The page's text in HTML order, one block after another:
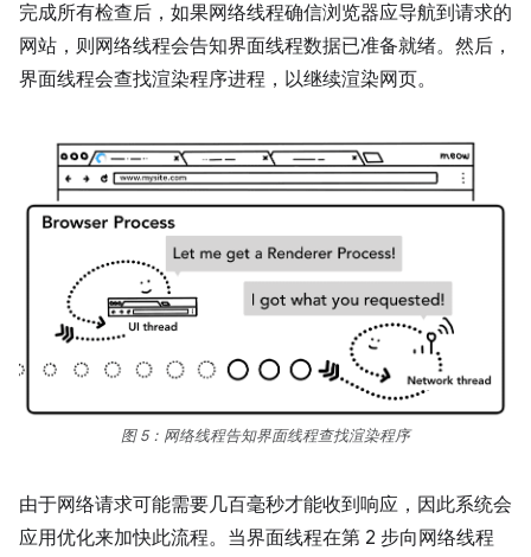
完成所有检查后，如果网络线程确信浏览器应导航到请求的
网站，则网络线程会告知界面线程数据已准备就绪。然后，
界面线程会查找渲染程序进程，以继续渲染网页。
图 5：网络线程告知界面线程查找渲染程序
由于网络请求可能需要几百毫秒才能收到响应，因此系统会
应用优化来加快此流程。当界面线程在第 2 步向网络线程